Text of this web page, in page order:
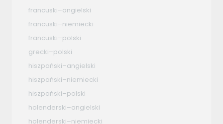
francuski–angielski
francuski–niemiecki
francuski–polski
grecki–polski
hiszpański–angielski
hiszpański–niemiecki
hiszpański–polski
holenderski–angielski
holenderski–niemiecki